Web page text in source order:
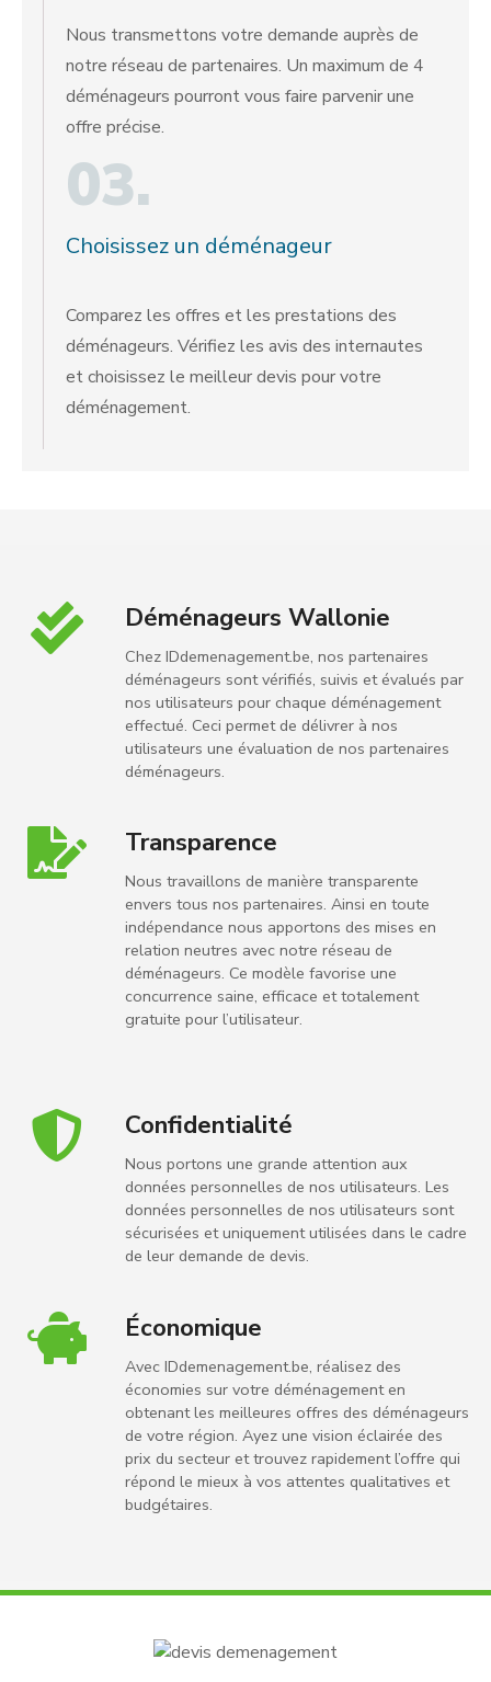
Nous transmettons votre demande auprès de
notre réseau de partenaires. Un maximum de 4
déménageurs pourront vous faire parvenir une
offre précise.
03.
Choisissez un déménageur
Comparez les offres et les prestations des
déménageurs. Vérifiez les avis des internautes
et choisissez le meilleur devis pour votre
déménagement.
Déménageurs Wallonie
Chez IDdemenagement.be, nos partenaires
déménageurs sont vérifiés, suivis et évalués par
nos utilisateurs pour chaque déménagement
effectué. Ceci permet de délivrer à nos
utilisateurs une évaluation de nos partenaires
déménageurs.
Transparence
Nous travaillons de manière transparente
envers tous nos partenaires. Ainsi en toute
indépendance nous apportons des mises en
relation neutres avec notre réseau de
déménageurs. Ce modèle favorise une
concurrence saine, efficace et totalement
gratuite pour l’utilisateur.
Confidentialité
Nous portons une grande attention aux
données personnelles de nos utilisateurs. Les
données personnelles de nos utilisateurs sont
sécurisées et uniquement utilisées dans le cadre
de leur demande de devis.
Économique
Avec IDdemenagement.be, réalisez des
économies sur votre déménagement en
obtenant les meilleures offres des déménageurs
de votre région. Ayez une vision éclairée des
prix du secteur et trouvez rapidement l’offre qui
répond le mieux à vos attentes qualitatives et
budgétaires.